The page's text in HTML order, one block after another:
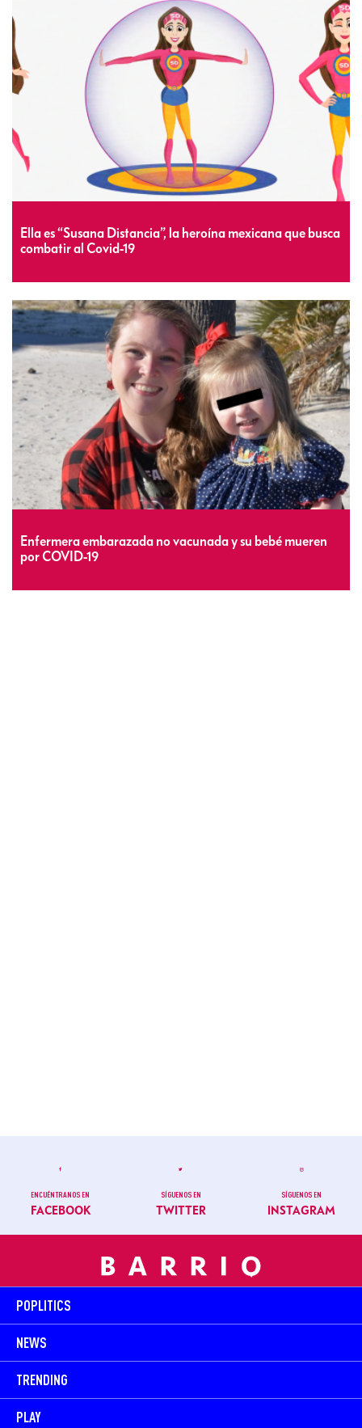
Ella es “Susana Distancia”, la heroína mexicana que busca
combatir al Covid-19
Enfermera embarazada no vacunada y su bebé mueren
por COVID-19
ENCUÉNTRANOS EN
FACEBOOK
SÍGUENOS EN
TWITTER
SÍGUENOS EN
INSTAGRAM
POPLITICS
NEWS
TRENDING
PLAY